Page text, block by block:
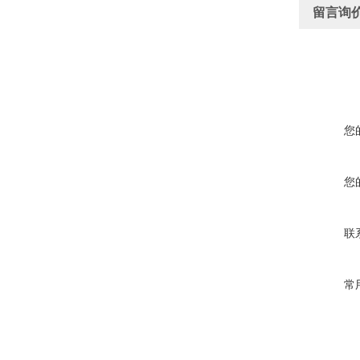
留言询
您
您
联
常